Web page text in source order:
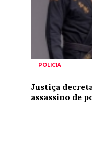
POLICIA
Justiça
assassino de